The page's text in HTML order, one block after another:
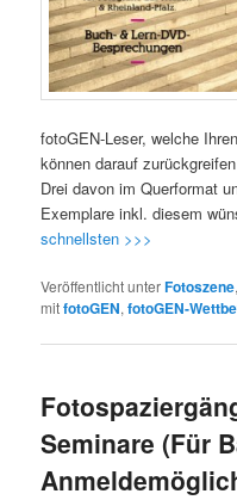
fotoGEN-Leser, welche
können darauf
Drei davon im Querformat
Exemplare inkl. diesem
schnellsten >>>
Veröffentlicht unterFotoszene
mitfotoGEN,fotoGEN-
Seminare (Für